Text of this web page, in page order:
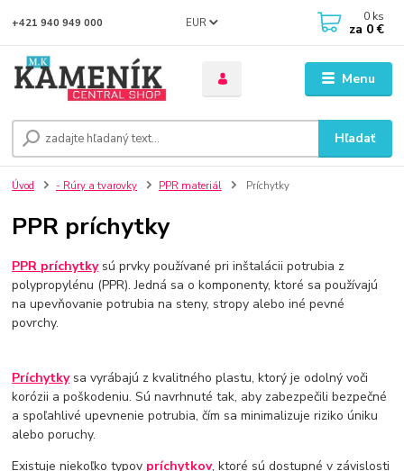
Menu
EUR
Hľadať
+421 940 949 000 0 ks
za 0 €
Úvod - Rúry a tvarovky PPR materiál Príchytky
PPR príchytky
PPR príchytkysú prvky používané pri inštalácii potrubia z
polypropylénu (PPR). Jedná sa o komponenty, ktoré sa používajú
na upevňovanie potrubia na steny, stropy alebo iné pevné
povrchy.
Príchytkysa vyrábajú z kvalitného plastu, ktorý je odolný voči
korózii a poškodeniu. Sú navrhnuté tak, aby zabezpečili bezpečné
a spoľahlivé upevnenie potrubia, čím sa minimalizuje riziko úniku
alebo poruchy.
Existuje niekoľko typov príchytkov, ktoré sú dostupné v závislosti